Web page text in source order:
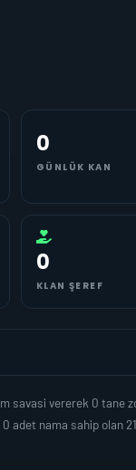
0
GÜNLÜK KAN
0
KLAN ŞEREF
savasi vererek 0 tane
adet nama sahip olan